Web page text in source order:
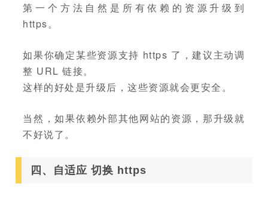
第一个方法自然是所有依赖的资源升级到
https。
如果你确定某些资源支持 https 了，建议主动调
整 URL 链接。
这样的好处是升级后，这些资源就会更安全。
当然，如果依赖外部其他网站的资源，那升级就
不好说了。
四、自适应 切换 https